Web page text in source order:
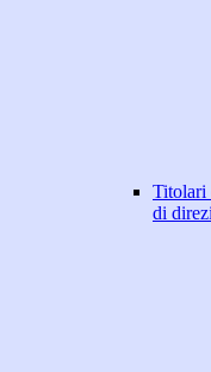
Titolari
di